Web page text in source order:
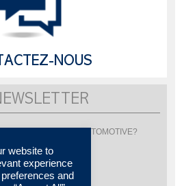
NOUS
de l'actualité de LISI AUTOMOTIVE?
notre newsletter
website to
experience
and